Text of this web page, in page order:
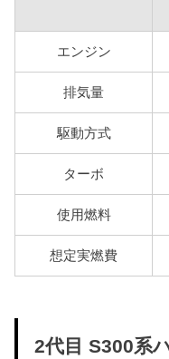
エンジン
排気量
駆動方式
ターボ
使用燃料
想定実燃費
2代目 S300系